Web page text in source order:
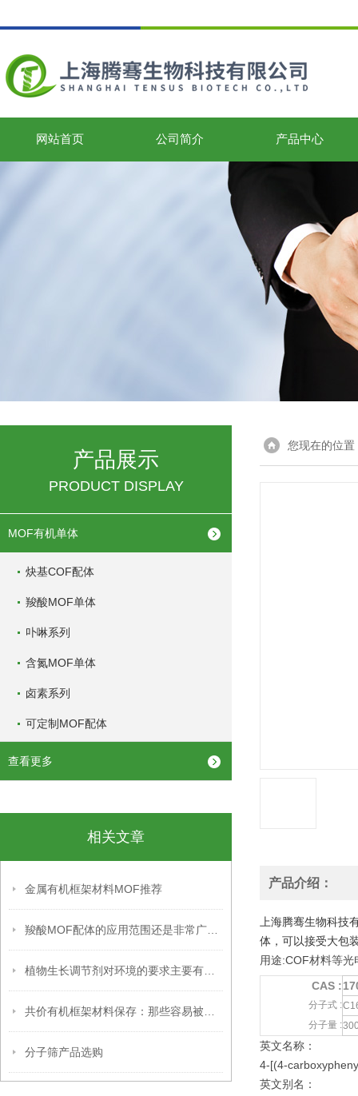
网站首页 公司简介 产品中心
产品展示
PRODUCT DISPLAY
MOF有机单体
炔基COF配体
羧酸MOF单体
卟啉系列
含氮MOF单体
卤素系列
可定制MOF配体
查看更多
相关文章
金属有机框架材料MOF推荐
分子筛产品选购
您现在的位置
产品介绍：
上海腾骞生物科技
体，可以接受大包
用途:COF材料等
CAS :
分子式 :
分子量 :
英文名称：
4-[(4-
英文别名：